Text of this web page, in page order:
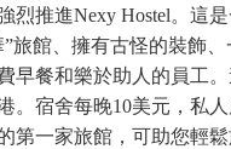
烈推進Nexy Hostel。這
旅館、擁有古怪的裝飾
早餐和樂於助人的員工
。宿舍每晚10美元，私
第一家旅館，可助您輕鬆